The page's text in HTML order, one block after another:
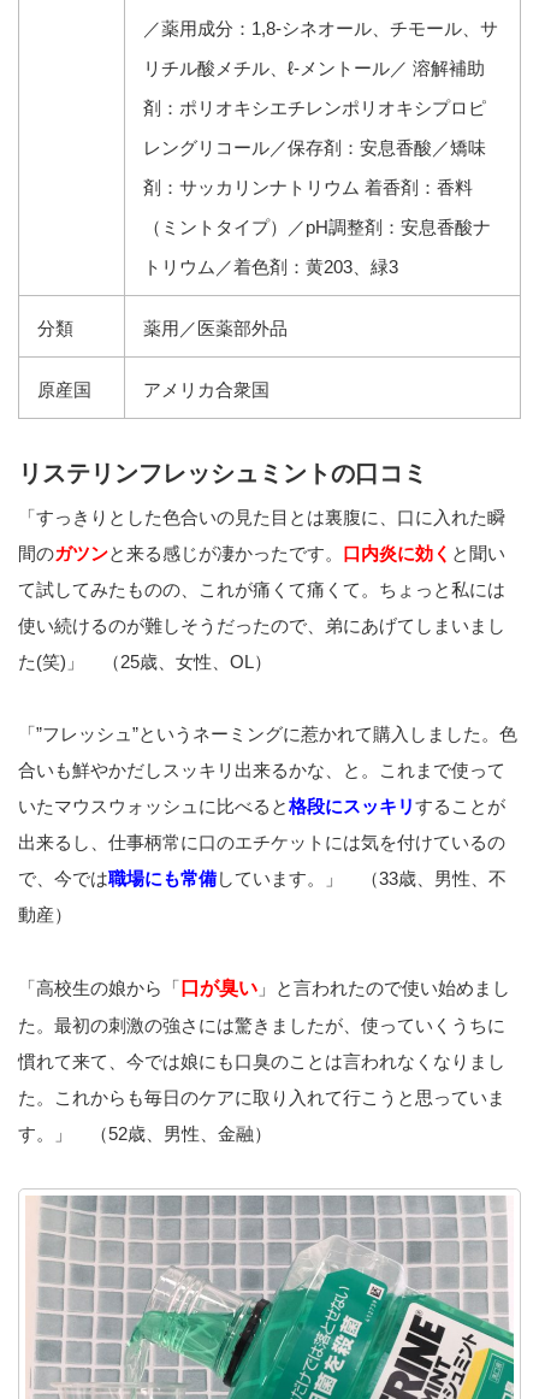
／薬用成分：1,8-シネオール、チモール、サ
リチル酸メチル、ℓ-メントール／ 溶解補助
剤：ポリオキシエチレンポリオキシプロピ
レングリコール／保存剤：安息香酸／矯味
剤：サッカリンナトリウム 着香剤：香料
（ミントタイプ）／pH調整剤：安息香酸ナ
トリウム／着色剤：黄203、緑3
分類 薬用／医薬部外品
原産国 アメリカ合衆国
リステリンフレッシュミントの口コミ
「すっきりとした色合いの見た目とは裏腹に、口に入れた瞬
間のガツンと来る感じが凄かったです。 口内炎に効く と聞い
て試してみたものの、これが痛くて痛くて。ちょっと私には
使い続けるのが難しそうだったので、弟にあげてしまいまし
た(笑)」 （25歳、女性、OL）
「”フレッシュ”というネーミングに惹かれて購入しました。色
合いも鮮やかだしスッキリ出来るかな、と。これまで使って
いたマウスウォッシュに比べると格段にスッキリすることが
出来るし、仕事柄常に口のエチケットには気を付けているの
で、今では職場にも常備しています。」 （33歳、男性、不
動産）
「高校生の娘から「 口が臭い 」と言われたので使い始めまし
た。最初の刺激の強さには驚きましたが、使っていくうちに
慣れて来て、今では娘にも口臭のことは言われなくなりまし
た。これからも毎日のケアに取り入れて行こうと思っていま
す。」 （52歳、男性、金融）